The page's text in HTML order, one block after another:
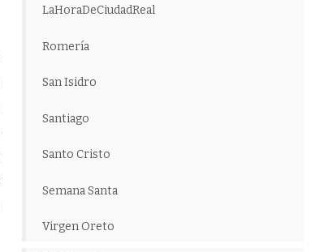
LaHoraDeCiudadReal
Romería
San Isidro
Santiago
Santo Cristo
Semana Santa
Virgen Oreto